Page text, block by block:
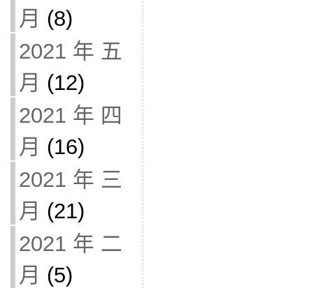
月 (8)
2021 年 五
月 (12)
2021 年 四
月 (16)
2021 年 三
月 (21)
2021 年 二
月 (5)